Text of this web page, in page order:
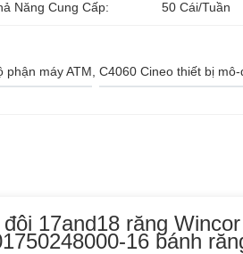
Năng Cung Cấp: 50 Cái/tuần
phận máy ATM C4060 Cineo thiết bị
17and18 răng
16 bánh